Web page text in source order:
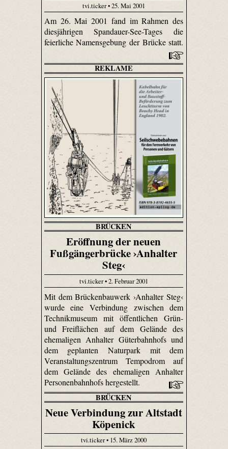
tvi.ticker • 25. Mai 2001
Am 26. Mai 2001 fand im Rahmen des
diesjährigen Spandauer-See-Tages die
feierliche Namensgebung der Brücke statt.
REKLAME
BRÜCKEN
Eröffnung der neuen
Fußgängerbrücke ›Anhalter
Steg‹
tvi.ticker • 2. Februar 2001
Mit dem Brückenbauwerk ›Anhalter Steg‹
wurde eine Verbindung zwischen dem
Technikmuseum mit öffentlichen Grün-
und Freiflächen auf dem Gelände des
ehemaligen Anhalter Güterbahnhofs und
dem geplanten Naturpark mit dem
Veranstaltungszentrum Tempodrom auf
dem Gelände des ehemaligen Anhalter
Personenbahnhofs hergestellt.
BRÜCKEN
Neue Verbindung zur Altstadt
Köpenick
tvi.ticker • 15. März 2000